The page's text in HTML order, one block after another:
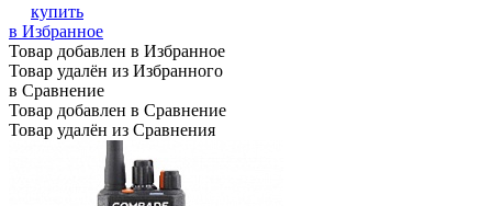
купить
в Избранное
Товар добавлен в Избранное
Товар удалён из Избранного
в Сравнение
Товар добавлен в Сравнение
Товар удалён из Сравнения